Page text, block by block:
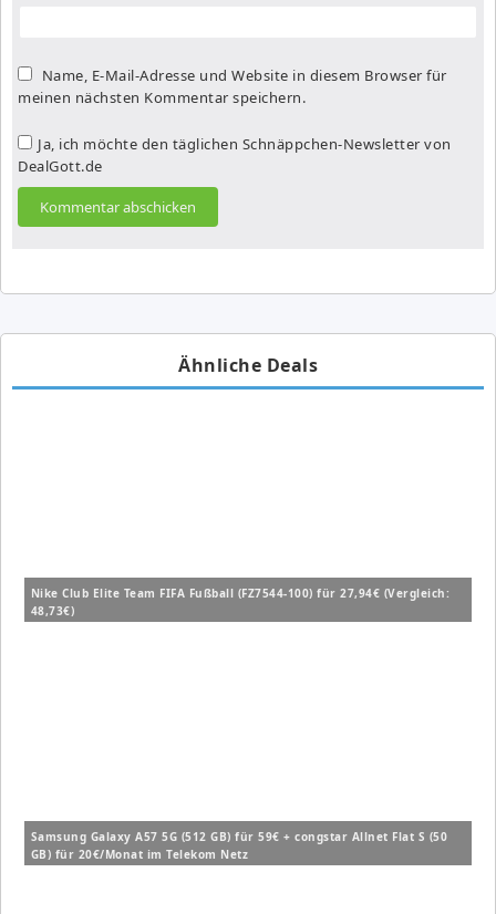
Name, E-Mail-Adresse und Website in diesem Browser für
meinen nächsten Kommentar speichern.
Ja, ich möchte den täglichen Schnäppchen-Newsletter von
DealGott.de
Ähnliche Deals
Nike Club Elite Team FIFA Fußball (FZ7544-100) für 27,94€ (Vergleich:
48,73€)
Samsung Galaxy A57 5G (512 GB) für 59€ + congstar Allnet Flat S (50
GB) für 20€/Monat im Telekom Netz